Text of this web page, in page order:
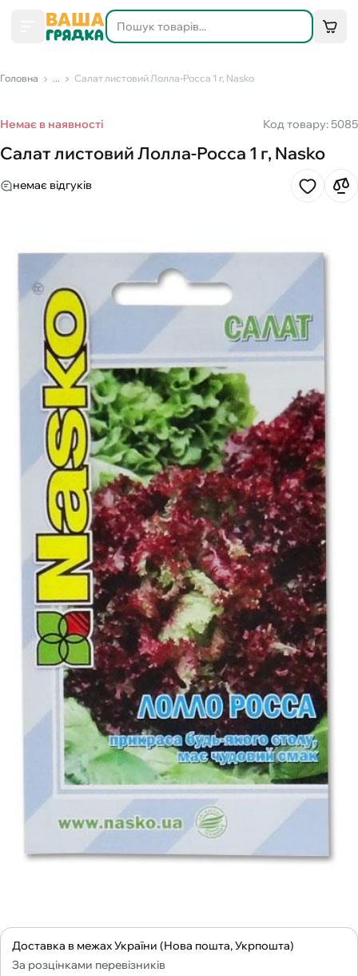
Головна ... Салат листовий Лолла-Росса 1 г, Nasko
Немає в наявності Код товару: 5085
Салат листовий Лолла-Росса 1 г, Nasko
немає відгуків
Доставка в межах України (Нова пошта, Укрпошта)
За розцінками перевізників